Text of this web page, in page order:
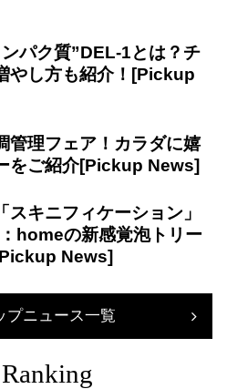
パク質”DEL-1とは？チ
やし方も紹介！
管理フェア！カラダに嬉
をご紹介
キニフィケーション」
homeの新感覚泡トリー
プニュース一覧